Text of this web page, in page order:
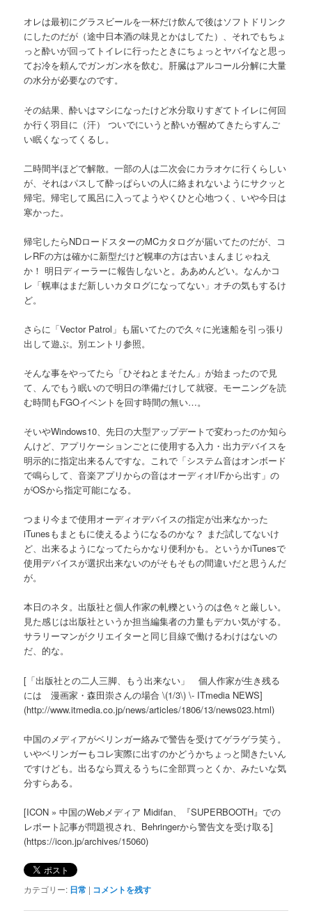
オレは最初にグラスビールを一杯だけ飲んで後はソフトドリンク
にしたのだが（途中日本酒の味見とかはしてた）、それでもちょ
っと酔いが回ってトイレに行ったときにちょっとヤバイなと思っ
てお冷を頼んでガンガン水を飲む。肝臓はアルコール分解に大量
の水分が必要なのです。
その結果、酔いはマシになったけど水分取りすぎてトイレに何回
か行く羽目に（汗） ついでにいうと酔いが醒めてきたらすんご
い眠くなってくるし。
二時間半ほどで解散。一部の人は二次会にカラオケに行くらしい
が、それはパスして酔っぱらいの人に絡まれないようにサクッと
帰宅。帰宅して風呂に入ってようやくひと心地つく、いや今日は
寒かった。
帰宅したらNDロードスターのMCカタログが届いてたのだが、コ
レRFの方は確かに新型だけど幌車の方は古いまんまじゃねえ
か！ 明日ディーラーに報告しないと。ああめんどい。なんかコ
レ「幌車はまだ新しいカタログになってない」オチの気もするけ
ど。
さらに「Vector Patrol」も届いてたので久々に光速船を引っ張り
出して遊ぶ。別エントリ参照。
そんな事をやってたら「ひそねとまそたん」が始まったので見
て、んでもう眠いので明日の準備だけして就寝。モーニングを読
む時間もFGOイベントを回す時間の無い…。
そいやWindows10、先日の大型アップデートで変わったのか知ら
んけど、アプリケーションごとに使用する入力・出力デバイスを
明示的に指定出来るんですな。これで「システム音はオンボード
で鳴らして、音楽アプリからの音はオーディオI/Fから出す」の
がOSから指定可能になる。
つまり今まで使用オーディオデバイスの指定が出来なかった
iTunesもまともに使えるようになるのかな？ まだ試してないけ
ど、出来るようになってたらかなり便利かも。というかiTunesで
使用デバイスが選択出来ないのがそもそもの間違いだと思うんだ
が。
本日のネタ。出版社と個人作家の軋轢というのは色々と厳しい。
見た感じは出版社というか担当編集者の力量もデカい気がする。
サラリーマンがクリエイターと同じ目線で働けるわけはないの
だ、的な。
[「出版社との二人三脚、もう出来ない」 個人作家が生き残る
には 漫画家・森田崇さんの場合 \(1/3\) \- ITmedia NEWS]
(http://www.itmedia.co.jp/news/articles/1806/13/news023.html)
中国のメディアがベリンガー絡みで警告を受けてゲラゲラ笑う。
いやベリンガーもコレ実際に出すのかどうかちょっと聞きたいん
ですけども。出るなら買えるうちに全部買っとくか、みたいな気
分すらある。
[ICON » 中国のWebメディア Midifan、『SUPERBOOTH』での
レポート記事が問題視され、Behringerから警告文を受け取る]
(https://icon.jp/archives/15060)
カテゴリー: 日常 | コメントを残す